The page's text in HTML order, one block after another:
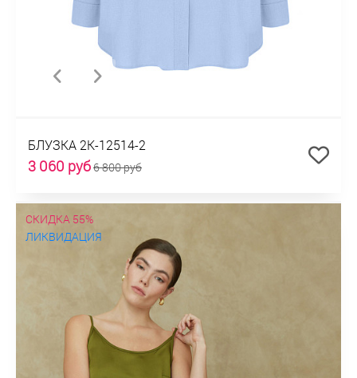
БЛУЗКА 2К-12514-2
3 060 руб6 800 руб
СКИДКА 55%
ЛИКВИДАЦИЯ